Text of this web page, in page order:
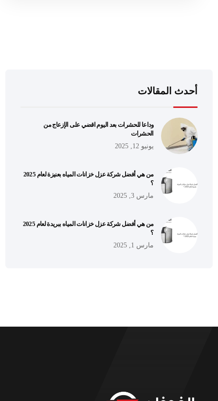
أحدث المقالات
وداعا للحشرات بعد اليوم اقضي على الإزعاج من
الحشرات
يونيو 12, 2025
من هي أفضل شركة عزل خزانات المياه بعنيزة لعام 2025
؟
مارس 3, 2025
من هي أفضل شركة عزل خزانات المياه ببريدة لعام 2025
؟
مارس 1, 2025